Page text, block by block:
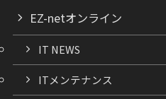
EZ-netオンライン
IT NEWS
ITメンテナンス